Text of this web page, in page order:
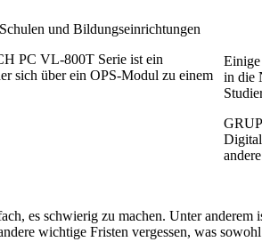
PC VL-800T Serie ist ein
sich über ein OPS-Modul zu einem
Einige
in die
es schwierig zu machen. Unter
wichtige Fristen vergessen, was